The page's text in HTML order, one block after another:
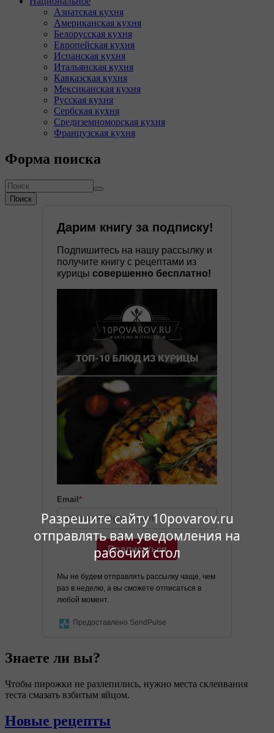
Разрешите сайту 10povarov.ru
отправлять вам уведомления на
рабочий стол
Азиатская кухня
Американская кухня
Белорусская кухня
Европейская кухня
Испанская кухня
Итальянская кухня
Кавказская кухня
Мексиканская кухня
Русская кухня
Сербская кухня
Средиземноморская кухня
Французская кухня
Форма поиска
Поиск
Дарим книгу за подписку!
Подпишитесь на нашу рассылку и
получите книгу с рецептами из
курицы совершенно бесплатно!
Email *
Подписаться
Мы не будем отправлять рассылку чаще, чем
раз в неделю, а вы сможете отписаться в
любой момент.
Предоставлено SendPulse
Знаете ли вы?
Чтобы пирожки не разлепились, нужно места склеивания
теста смазать взбитым яйцом.
Новые рецепты